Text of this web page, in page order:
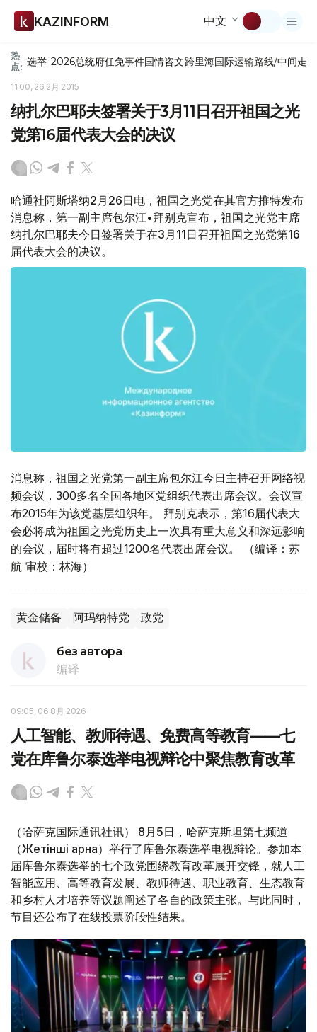
KAZINFORM 中文
热
点: 选举-2026总统府任免事件国情咨文跨里海国际运输路线/中间走廊
11:00, 26 2月 2015
纳扎尔巴耶夫签署关于3月11日召开祖国之光
党第16届代表大会的决议
哈通社阿斯塔纳2月26日电，祖国之光党在其官方推特发布
消息称，第一副主席包尔江•拜别克宣布，祖国之光党主席
纳扎尔巴耶夫今日签署关于在3月11日召开祖国之光党第16
届代表大会的决议。
消息称，祖国之光党第一副主席包尔江今日主持召开网络视
频会议，300多名全国各地区党组织代表出席会议。会议宣
布2015年为该党基层组织年。 拜别克表示，第16届代表大
会必将成为祖国之光党历史上一次具有重大意义和深远影响
的会议，届时将有超过1200名代表出席会议。 （编译：苏
航 审校：林海）
黄金储备 阿玛纳特党 政党
без автора
编译
09:05, 06 8月 2026
人工智能、教师待遇、免费高等教育——七
党在库鲁尔泰选举电视辩论中聚焦教育改革
（哈萨克国际通讯社讯） 8月5日，哈萨克斯坦第七频道
（Жетінші арна）举行了库鲁尔泰选举电视辩论。参加本
届库鲁尔泰选举的七个政党围绕教育改革展开交锋，就人工
智能应用、高等教育发展、教师待遇、职业教育、生态教育
和乡村人才培养等议题阐述了各自的政策主张。与此同时，
节目还公布了在线投票阶段性结果。